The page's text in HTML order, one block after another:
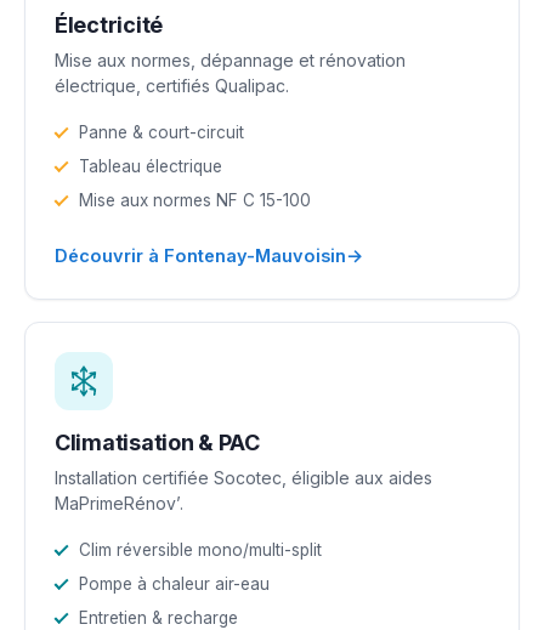
Électricité
Mise aux normes, dépannage et rénovation
électrique, certifiés Qualipac.
Panne & court-circuit
Tableau électrique
Mise aux normes NF C 15-100
Découvrir à Fontenay-Mauvoisin→
Climatisation & PAC
Installation certifiée Socotec, éligible aux aides
MaPrimeRénov’.
Clim réversible mono/multi-split
Pompe à chaleur air-eau
Entretien & recharge